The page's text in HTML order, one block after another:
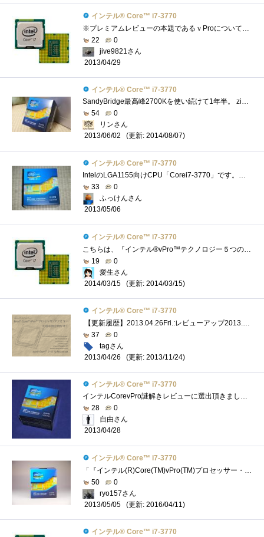
インテル® Core™ i7-3770
※プレミアムレビューの本題であるｖProについては別途グループ別の発表となりますので、今回はあくまでこのCPU自体についてのレビューとさせ�...
22
0
jive9821さん
2013/04/29
インテル® Core™ i7-3770
SandyBridge最高峰2700Kを使い続けて1年半。 zigsowのおものだちはIvyBridgeへ移行する中、 自分はSandyBridgeを使い続けてきましたがついにIvyBridgeを手にす...
54
0
リンさん
2013/06/02
(更新: 2014/08/07)
インテル® Core™ i7-3770
IntelのLGA1155向けCPU「Corei7-3770」です。インテルCorevProレビューのレビュー品の1つです(；=ﾟωﾟ)=３３３【モデルナンバー(実クロック)】Corei7-3770/3.4G...
33
0
ふっけんさん
2013/05/06
インテル® Core™ i7-3770
こちらは、『インテル®vPro™テクノロジー５つの謎』で頂いたインテル®Core™i7-3770です。CPUクーラーの下にあります（笑）私のメインPCのCPUがイ�...
19
0
愛生さん
2014/03/15
(更新: 2014/03/15)
インテル® Core™ i7-3770
【更新履歴】2013.04.26Fri.:レビューアップ2013.06.06Thu.:コア温度に関して追記2013.06.15Sat.:リンク追加＆レビュー改良 「謎解き」の方は以下のリン�...
37
0
tagさん
2013/04/26
(更新: 2013/11/24)
インテル® Core™ i7-3770
インテルCorevPro謎解きレビューに選出頂きました。謎解きレビューが難航中なので、パーツのレビューを書いて現実逃避中です(^^ゞさて、今回はCPU...
28
0
自由さん
2013/04/28
インテル® Core™ i7-3770
「『インテル(R)Core(TM)vPro(TM)プロセッサー・ファミリー』の謎を解き明かせ！」のレビュー用に頂いたCPU。LGA1155対応。 動作周波数3.4GHz、ターボ・�...
50
0
ryo157さん
2013/05/05
(更新: 2016/04/11)
インテル® Core™ i7-3770